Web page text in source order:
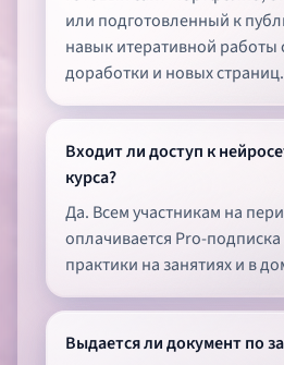
или подготовленный к
навык итеративной работы
доработки и новых страниц.
Входит ли доступ к
курса?
Да. Всем участникам на
оплачивается Pro-
практики на занятиях и в
Выдается ли документ по